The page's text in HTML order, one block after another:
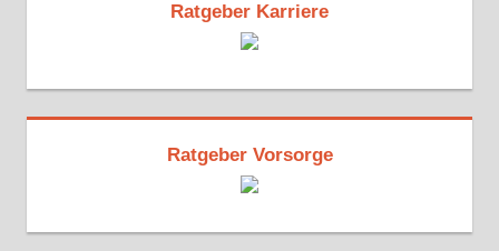
Ratgeber Karriere
Ratgeber Vorsorge